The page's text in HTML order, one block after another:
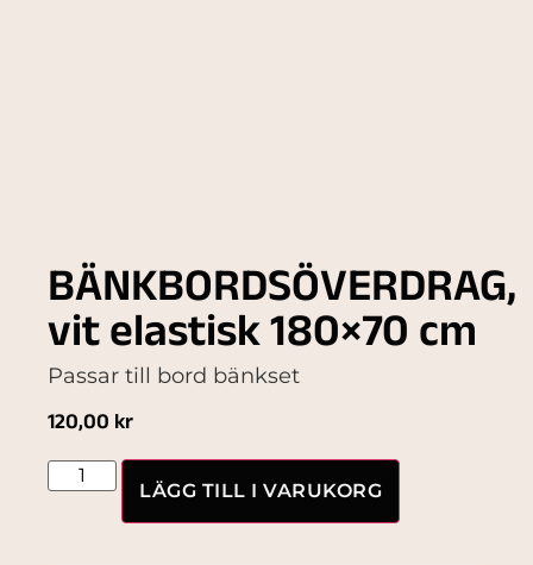
BÄNKBORDSÖVERDRAG,
vit elastisk 180×70 cm
Passar till bord bänkset
120,00 kr
LÄGG TILL I VARUKORG